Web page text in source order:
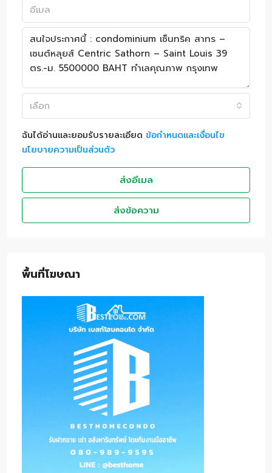
เลือก
ฉันได้อ่านและยอมรับรายละเอียด ข้อกำหนดและเงื่อนไข
นโยบายความเป็นส่วนตัว
ส่งอีเมล
ส่งข้อความ
พื้นที่โฆษณา